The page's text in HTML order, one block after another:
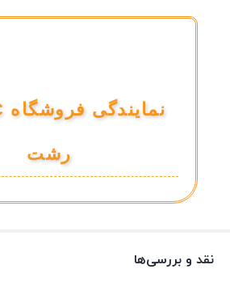
رشت
نقد و بررسی‌ها